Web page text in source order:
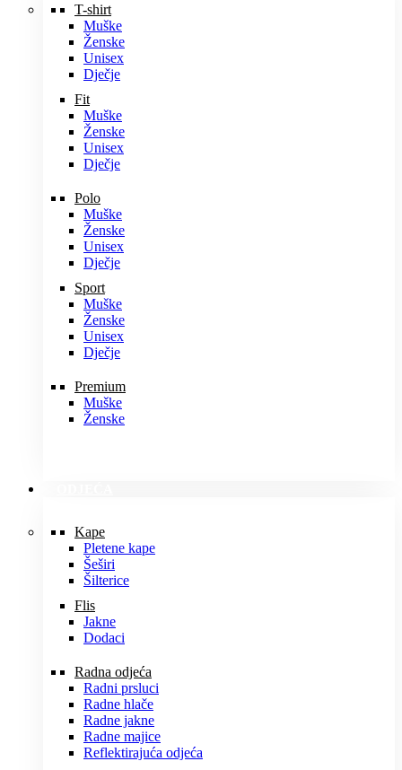
T-shirt
Muške
Ženske
Unisex
Dječje
Fit
Muške
Ženske
Unisex
Dječje
Polo
Muške
Ženske
Unisex
Dječje
Sport
Muške
Ženske
Unisex
Dječje
Premium
Muške
Ženske
Kape
Pletene kape
Šeširi
Šilterice
Flis
Jakne
Dodaci
Radna odjeća
Radni prsluci
Radne hlače
Radne jakne
Radne majice
Reflektirajuća odjeća